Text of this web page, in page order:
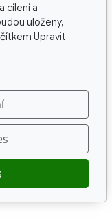
cílení a
uloženy,
Upravit